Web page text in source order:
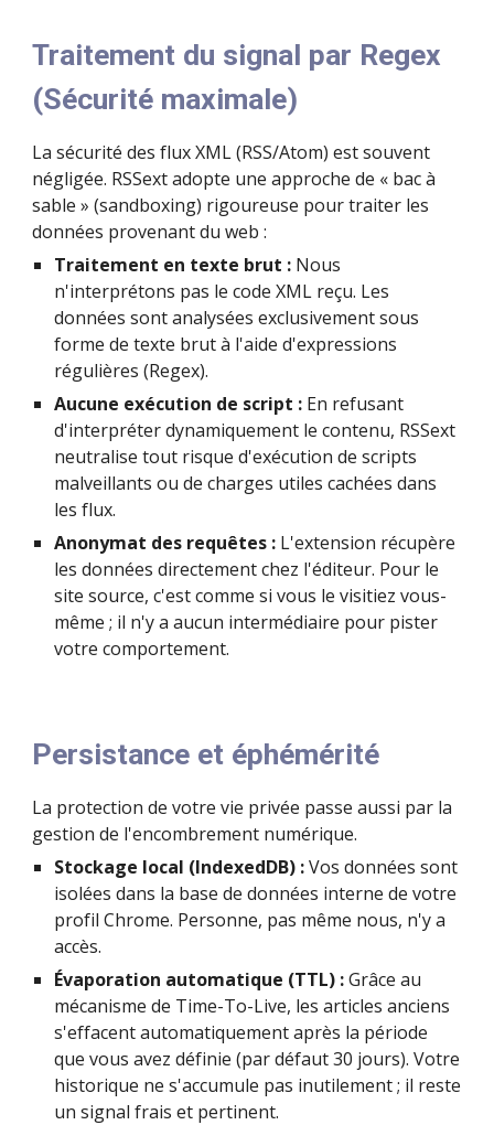
Traitement du signal par Regex
(Sécurité maximale)
La sécurité des flux XML (RSS/Atom) est souvent
négligée. RSSext adopte une approche de « bac à
sable » (sandboxing) rigoureuse pour traiter les
données provenant du web :
Traitement en texte brut : Nous
n'interprétons pas le code XML reçu. Les
données sont analysées exclusivement sous
forme de texte brut à l'aide d'expressions
régulières (Regex).
Aucune exécution de script : En refusant
d'interpréter dynamiquement le contenu, RSSext
neutralise tout risque d'exécution de scripts
malveillants ou de charges utiles cachées dans
les flux.
Anonymat des requêtes : L'extension récupère
les données directement chez l'éditeur. Pour le
site source, c'est comme si vous le visitiez vous-
même ; il n'y a aucun intermédiaire pour pister
votre comportement.
Persistance et éphémérité
La protection de votre vie privée passe aussi par la
gestion de l'encombrement numérique.
Stockage local (IndexedDB) :Vos données sont
isolées dans la base de données interne de votre
profil Chrome. Personne, pas même nous, n'y a
accès.
Évaporation automatique (TTL) :Grâce au
mécanisme de Time-To-Live, les articles anciens
s'effacent automatiquement après la période
que vous avez définie (par défaut 30 jours). Votre
historique ne s'accumule pas inutilement ; il reste
un signal frais et pertinent.